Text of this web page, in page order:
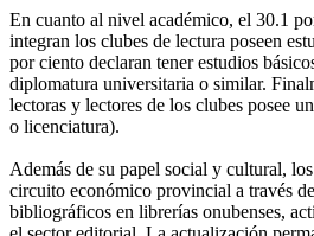
En cuanto al nivel académico, el 30.1
integran los clubes de lectura poseen
por ciento declaran tener estudios
diplomatura universitaria o similar.
lectoras y lectores de los clubes posee
o licenciatura).
Además de su papel social y cultural,
circuito económico provincial a través
bibliográficos en librerías onubenses,